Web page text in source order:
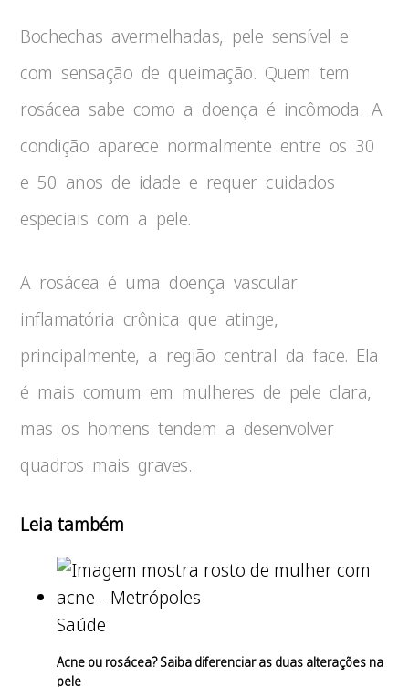
Bochechas avermelhadas, pele sensível e
com sensação de queimação. Quem tem
rosácea sabe como a doença é incômoda. A
condição aparece normalmente entre os 30
e 50 anos de idade e requer cuidados
especiais com a pele.
A rosácea é uma doença vascular
inflamatória crônica que atinge,
principalmente, a região central da face. Ela
é mais comum em mulheres de pele clara,
mas os homens tendem a desenvolver
quadros mais graves.
Leia também
Saúde
Acne ou rosácea? Saiba diferenciar as duas alterações na
pele